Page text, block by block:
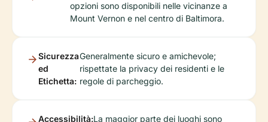
opzioni sono disponibili nelle vicinanze a
Mount Vernon e nel centro di Baltimora.
Sicurezza
ed
Etichetta:
Generalmente sicuro e amichevole;
rispettate la privacy dei residenti e le
regole di parcheggio.
Accessibilità:La maggior parte dei luoghi sono